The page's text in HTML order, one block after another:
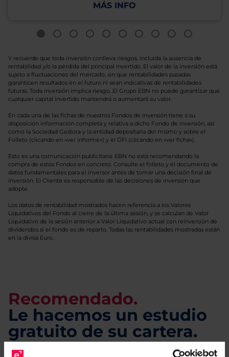
MÁS INFO
Y recuerde que toda inversión conlleva riesgos, incluida la ausencia de
rentabilidad y/o la pérdida del principal invertido. El valor de la inversión está
sujeto a fluctuaciones del mercado, sin que rentabilidades pasadas
garanticen resultados en el futuro ni sean indicativas de rentabilidades
futuras. Toda inversión implica riesgo. El Grupo EBN no puede garantizar que
cualquier capital invertido mantendrá o aumentará su valor.
En cada una de las fichas de nuestros Fondos de Inversión tiene a su
disposición información completa y relativa a dicho Fondo de Inversión, así
como la Sociedad Gestora y la entidad depositaria del mismo y sobre el
Folleto (clicando en «ver informe») y el DFI (clicando en «ver ficha»).
Esto es una comunicación publicitaria. EBN no está recomendando la
compra de estos Fondos en concreto. Consulte el folleto y el documento de
datos fundamentales para el inversor antes de tomar una decisión final de
inversión. El Cliente es responsable de las decisiones de inversión que
adopte.
Los datos de rentabilidad mostrados hacen referencia a los Valores
Liquidativos del Fondo al cierre de la última sesión, y se calculan de Valor
Liquidativo de la sesión anterior a Valor Liquidativo actual con reinversión de
dividendos si el fondo es de reparto. Todas las rentabilidades mostradas están
en la divisa Euro.
Recomendado.
Le hacemos un estudio
gratuito de su cartera.